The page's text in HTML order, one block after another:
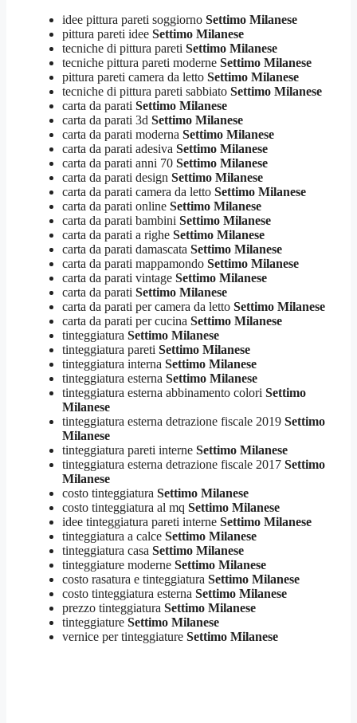
idee pittura pareti soggiorno Settimo Milanese
pittura pareti idee Settimo Milanese
tecniche di pittura pareti Settimo Milanese
tecniche pittura pareti moderne Settimo Milanese
pittura pareti camera da letto Settimo Milanese
tecniche di pittura pareti sabbiato Settimo Milanese
carta da parati Settimo Milanese
carta da parati 3d Settimo Milanese
carta da parati moderna Settimo Milanese
carta da parati adesiva Settimo Milanese
carta da parati anni 70 Settimo Milanese
carta da parati design Settimo Milanese
carta da parati camera da letto Settimo Milanese
carta da parati online Settimo Milanese
carta da parati bambini Settimo Milanese
carta da parati a righe Settimo Milanese
carta da parati damascata Settimo Milanese
carta da parati mappamondo Settimo Milanese
carta da parati vintage Settimo Milanese
carta da parati Settimo Milanese
carta da parati per camera da letto Settimo Milanese
carta da parati per cucina Settimo Milanese
tinteggiatura Settimo Milanese
tinteggiatura pareti Settimo Milanese
tinteggiatura interna Settimo Milanese
tinteggiatura esterna Settimo Milanese
tinteggiatura esterna abbinamento colori Settimo
Milanese
tinteggiatura esterna detrazione fiscale 2019 Settimo
Milanese
tinteggiatura pareti interne Settimo Milanese
tinteggiatura esterna detrazione fiscale 2017 Settimo
Milanese
costo tinteggiatura Settimo Milanese
costo tinteggiatura al mq Settimo Milanese
idee tinteggiatura pareti interne Settimo Milanese
tinteggiatura a calce Settimo Milanese
tinteggiatura casa Settimo Milanese
tinteggiature moderne Settimo Milanese
costo rasatura e tinteggiatura Settimo Milanese
costo tinteggiatura esterna Settimo Milanese
prezzo tinteggiatura Settimo Milanese
tinteggiature Settimo Milanese
vernice per tinteggiature Settimo Milanese